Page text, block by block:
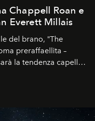
Chappell Roan e
Everett Millais
del brano, "The
preraffaellita –
la tendenza capelli